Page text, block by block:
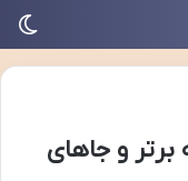
| ۱۰ جاذبه برتر و جاهای